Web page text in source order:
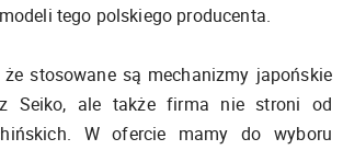
tego polskiego producenta.
stosowane są mechanizmy japońskie
Seiko, ale także firma nie stroni od
W ofercie mamy do wyboru